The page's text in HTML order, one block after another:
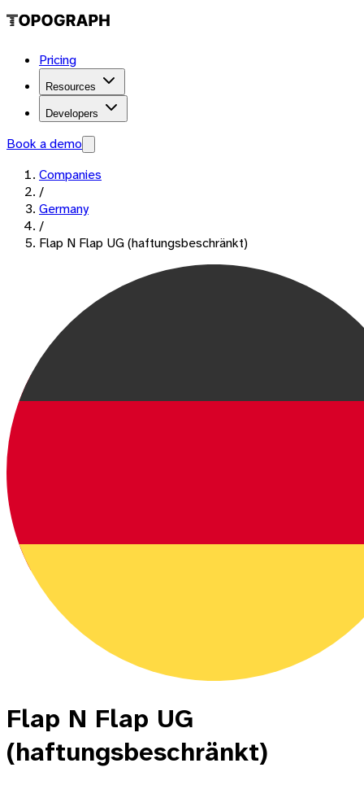
Pricing
Resources
Developers
Book a demo
Companies
/
Germany
/
Flap N Flap UG (haftungsbeschränkt)
Flap N Flap UG
(haftungsbeschränkt)